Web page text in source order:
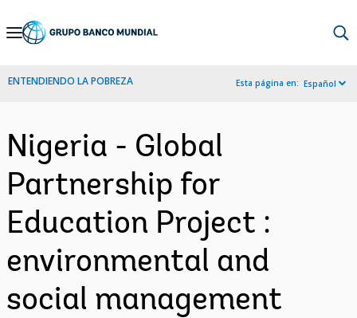
Skip
Navigation
ENTENDIENDO LA POBREZA Esta página en: Español
Nigeria - Global
Partnership for
Education Project :
environmental and
social management